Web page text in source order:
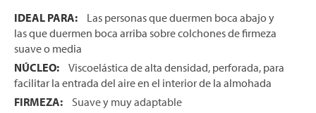
IDEAL PARA:
Las personas que duermen boca abajo y
las que duermen boca arriba sobre colchones de firmeza
suave o media
NÚCLEO:
Viscoelástica de alta densidad, perforada, para
facilitar la entrada del aire en el interior de la almohada
FIRMEZA:
Suave y muy adaptable